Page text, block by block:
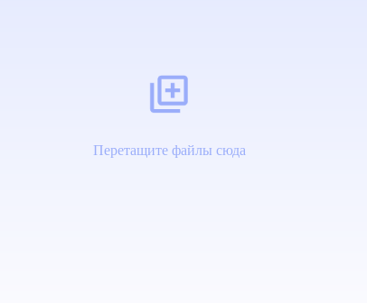
Перетащите файлы сюда